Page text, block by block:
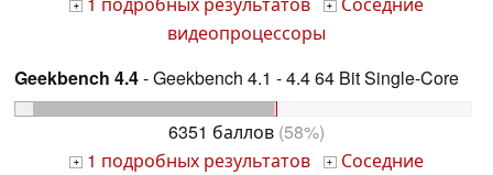
+ +
видеопроцессоры
Geekbench 4.4- Geekbench 4.1 - 4.4 64 Bit Single-Core
6351 баллов (58%)
+ 1 подробных результатов + Соседние